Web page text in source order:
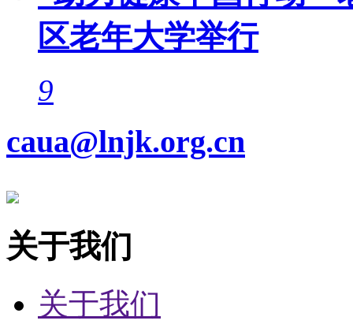
区老年大学举行
9
caua@lnjk.org.cn
关于我们
关于我们